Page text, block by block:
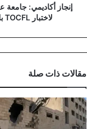
بالشرقإنجاز أكاديمي: جامعة
لاختبار TOCFL بالشرق الأوسط
مقالات ذات صلة